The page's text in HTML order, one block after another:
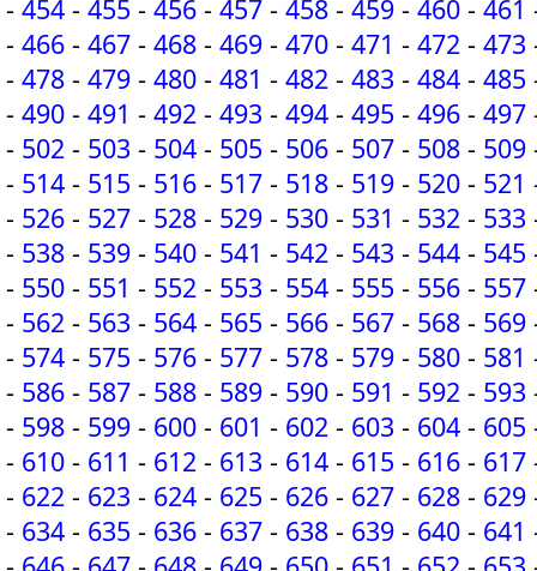
- 454 - 455 - 456 - 457 - 458 - 459 - 460 - 461
- 466 - 467 - 468 - 469 - 470 - 471 - 472 - 473
- 478 - 479 - 480 - 481 - 482 - 483 - 484 - 485
- 490 - 491 - 492 - 493 - 494 - 495 - 496 - 497
- 502 - 503 - 504 - 505 - 506 - 507 - 508 - 509
- 514 - 515 - 516 - 517 - 518 - 519 - 520 - 521
- 526 - 527 - 528 - 529 - 530 - 531 - 532 - 533
- 538 - 539 - 540 - 541 - 542 - 543 - 544 - 545
- 550 - 551 - 552 - 553 - 554 - 555 - 556 - 557
- 562 - 563 - 564 - 565 - 566 - 567 - 568 - 569
- 574 - 575 - 576 - 577 - 578 - 579 - 580 - 581
- 586 - 587 - 588 - 589 - 590 - 591 - 592 - 593
- 598 - 599 - 600 - 601 - 602 - 603 - 604 - 605
- 610 - 611 - 612 - 613 - 614 - 615 - 616 - 617
- 622 - 623 - 624 - 625 - 626 - 627 - 628 - 629
- 634 - 635 - 636 - 637 - 638 - 639 - 640 - 641